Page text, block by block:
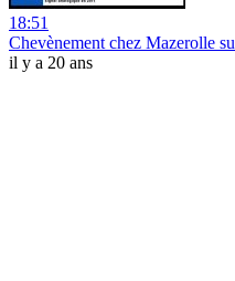
18:51
Chevènement chez Mazerolle
il y a 20 ans